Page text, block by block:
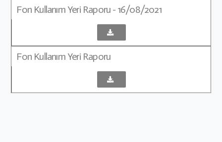
Fon Kullanım Yeri Raporu - 16/08/2021
Fon Kullanım Yeri Raporu